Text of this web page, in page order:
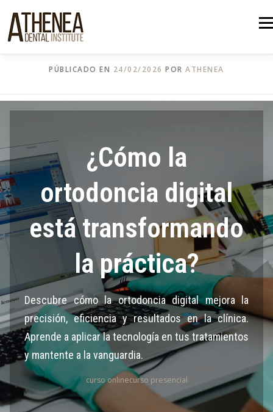
contenido
NUESTROS CURSOS
NUESTRAS PUBLICACIONES
CAMPUS ATHENEA POLSKA
ESPAÑOL
PÚBLICADO EN 24/02/2026 PORATHENEA
¿Cómo la
ortodoncia digital
está transformando
la práctica?
Descubre cómo la ortodoncia digital mejora la
precisión, eficiencia y resultados en la clínica.
Aprende a aplicar la tecnología en tus tratamientos
y mantente a la vanguardia.
curso onlinecurso presencial